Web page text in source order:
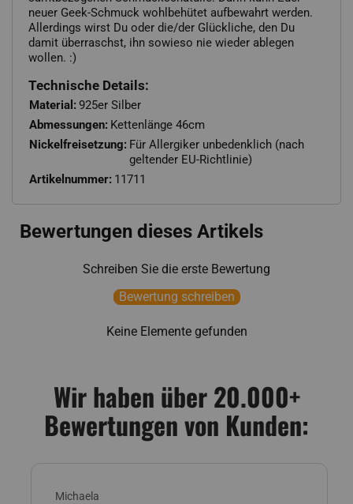
neuer Geek-Schmuck wohlbehütet aufbewahrt werden.
Allerdings wirst Du oder die/der Glückliche, den Du
damit überraschst, ihn sowieso nie wieder ablegen
wollen. :)
Technische Details:
Material: 925er Silber
Abmessungen: Kettenlänge 46cm
Nickelfreisetzung: Für Allergiker unbedenklich (nach
geltender EU-Richtlinie)
Artikelnummer: 11711
Bewertungen dieses Artikels
Schreiben Sie die erste Bewertung
Bewertung schreiben
Keine Elemente gefunden
Wir haben über 20.000+
Bewertungen von Kunden:
Michaela